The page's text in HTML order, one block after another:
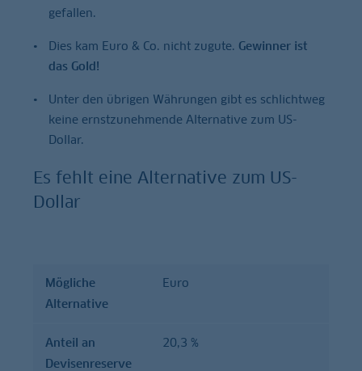
gefallen.
Dies kam Euro & Co. nicht zugute. Gewinner ist
das Gold!
Unter den übrigen Währungen gibt es schlichtweg
keine ernstzunehmende Alternative zum US-
Dollar.
Es fehlt eine Alternative zum US-
Dollar
Mögliche
Mögliche
Alternative
Euro
Anteil an
Devisenreserve
20,3 %